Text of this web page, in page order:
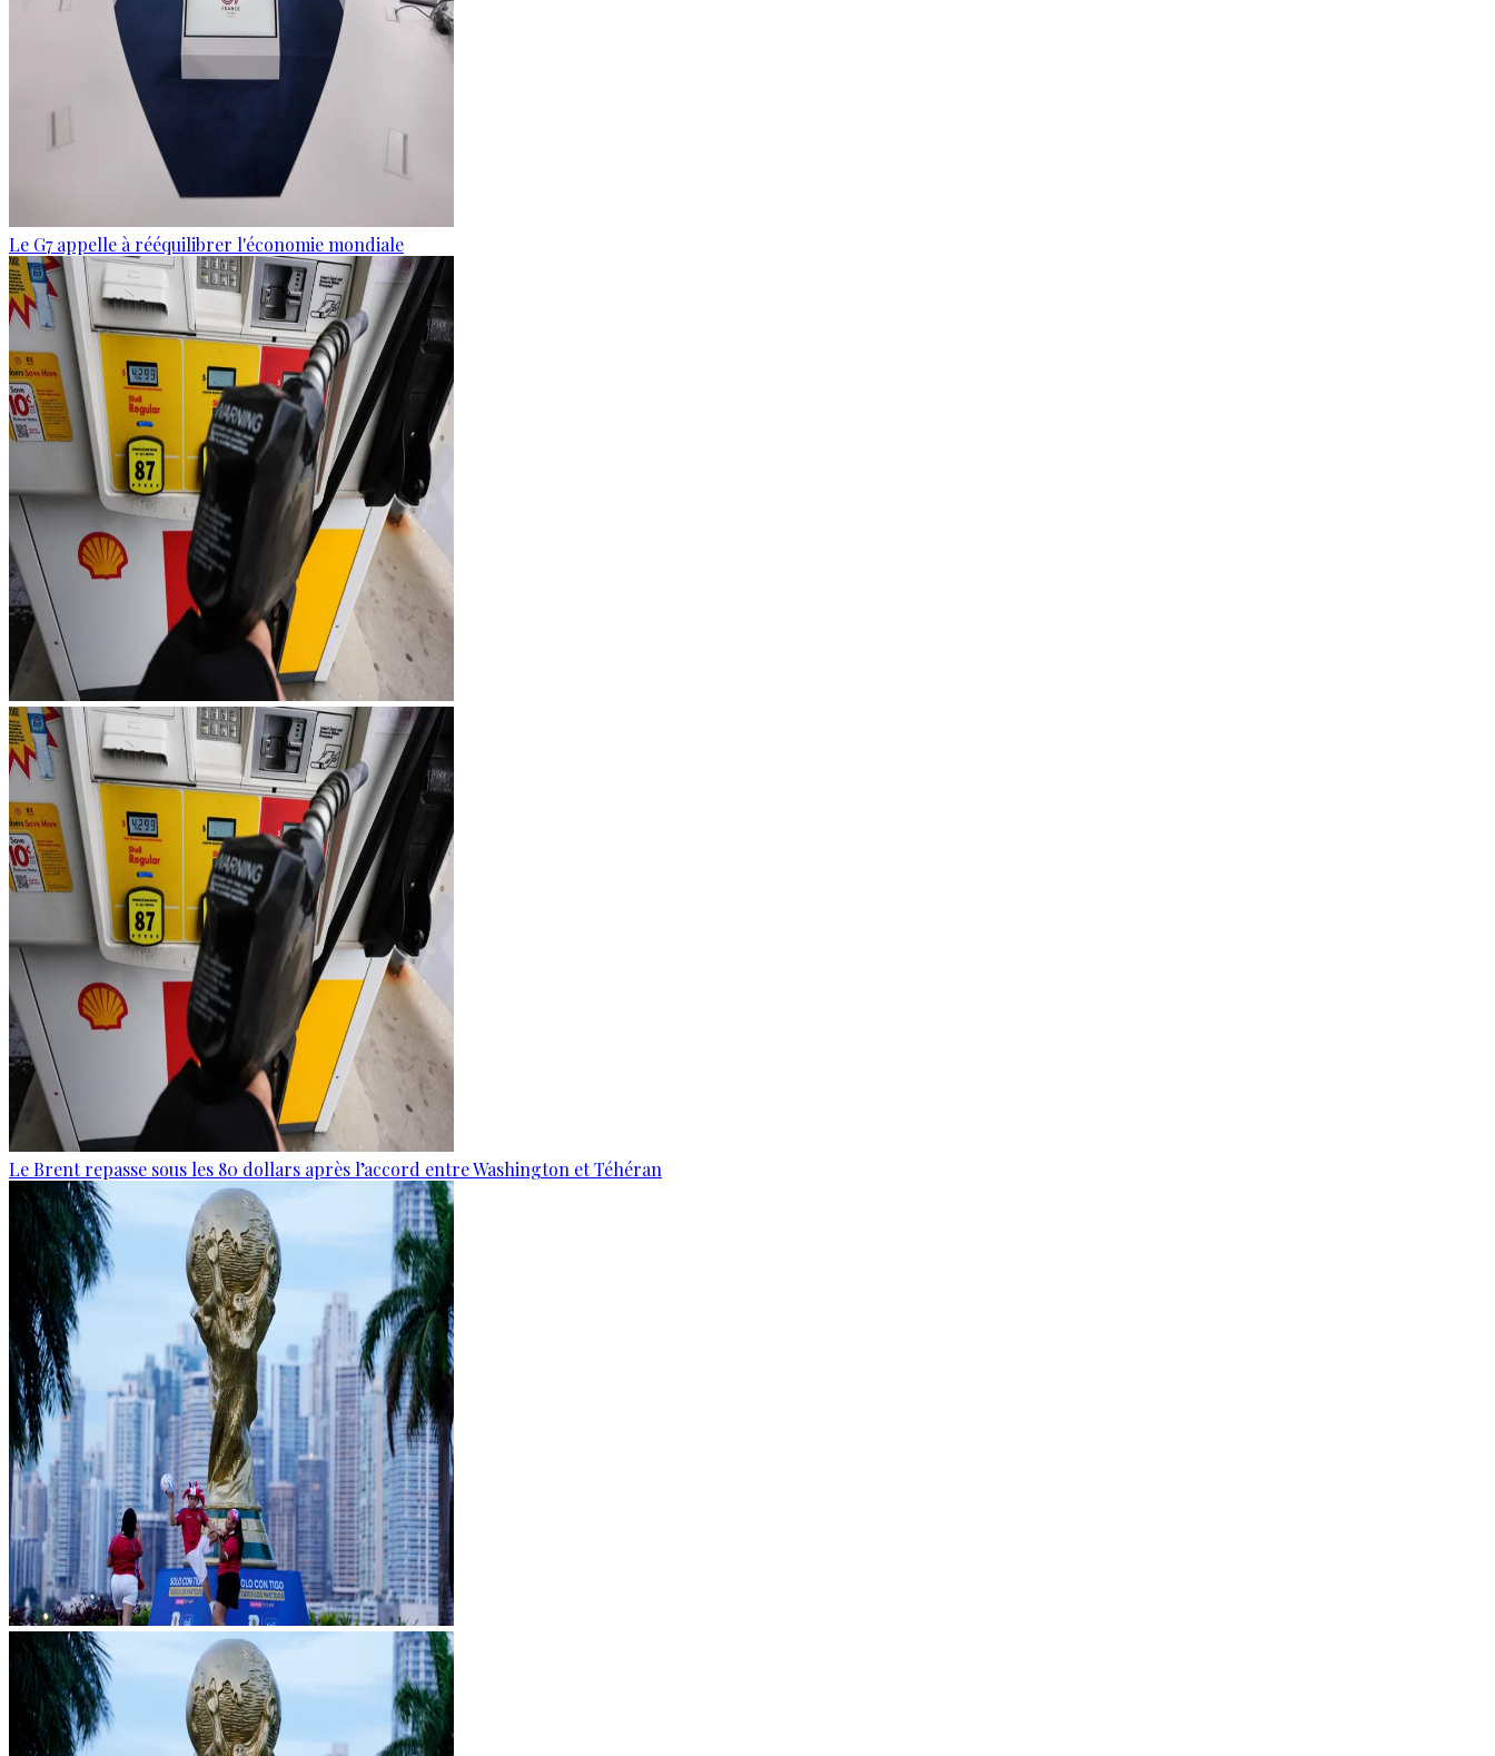
Le G7 appelle à rééquilibrer l'économie mondiale
Le Brent repasse sous les 80 dollars après l’accord entre Washington et Téhéran